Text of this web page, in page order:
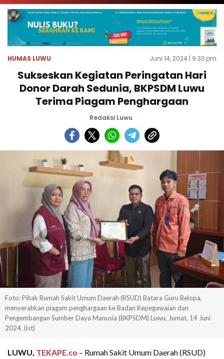
HUMAS LUWU Juni 14, 2024 | 9:33 pm
Sukseskan Kegiatan Peringatan Hari
Donor Darah Sedunia, BKPSDM Luwu
Terima Piagam Penghargaan
Redaksi Luwu
Foto: Pihak Rumah Sakit Umum Daerah (RSUD) Batara Guru Belopa,
menyerahkan piagam penghargaan ke Badan Kepegawaian dan
Pengembangan Sumber Daya Manusia (BKPSDM) Luwu, Jumat, 14 Juni
2024. (ist)
LUWU, TEKAPE.co – Rumah Sakit Umum Daerah (RSUD)